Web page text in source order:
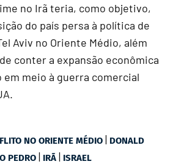
no Irã teria, como objetivo,
do país persa à política de
Aviv no Oriente Médio, além
conter a expansão econômica
em meio à guerra comercial
NO ORIENTE MÉDIO | DONALD
PEDRO | IRÃ | ISRAEL